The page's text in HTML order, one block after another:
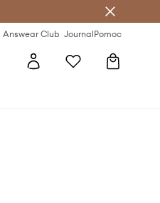
Answear Club JournalPomoc